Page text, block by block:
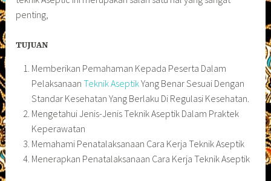
penting,
TUJUAN
Memberikan Pemahaman Kepada Peserta Dalam
Pelaksanaan Teknik AseptikYang Benar Sesuai Dengan
Standar Kesehatan Yang Berlaku Di Regulasi Kesehatan.
Mengetahui Jenis-Jenis Teknik Aseptik Dalam Praktek
Keperawatan
Memahami Penatalaksanaan Cara Kerja Teknik Aseptik
Menerapkan Penatalaksanaan Cara Kerja Teknik Aseptik